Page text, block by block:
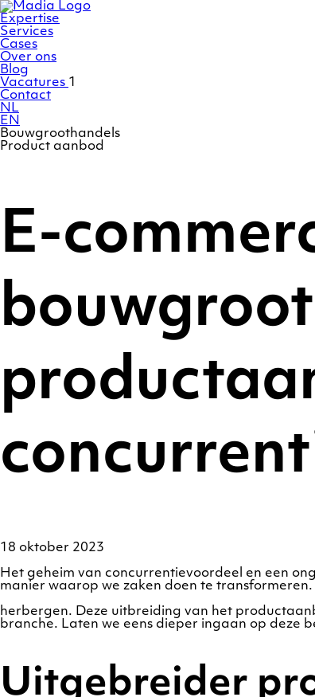
Ga
naar
de
inhoud
Homepage
Expertise
Services
Cases
Over ons
Blog
Vacatures 1
Contact
NL
EN
Bouwgroothandels
Product aanbod
E-
18 oktober 2023
Het geheim van concurrentievoordeel en een
manier waarop we zaken doen te
herbergen. Deze uitbreiding van het
branche. Laten we eens dieper ingaan op deze
Uitgebreider